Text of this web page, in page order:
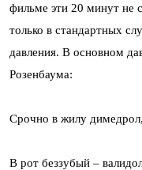
фильме эти 20 минут не
только в стандартных
давления. В основном
Розенбаума:
Срочно в жилу димедрол,
В рот беззубый –